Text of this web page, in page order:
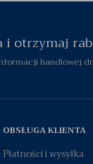
otrzymaj
handlowej
OBSŁUGA KLIENTA
Płatności i wysyłka